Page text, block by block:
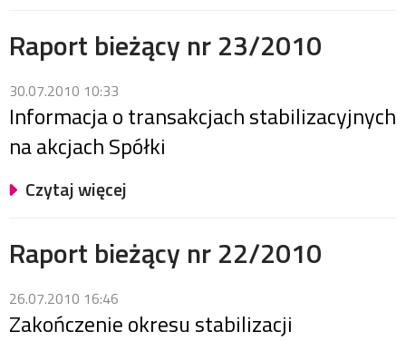
Raport bieżący nr 23/2010
30.07.2010 10:33
Informacja o transakcjach stabilizacyjnych
na akcjach Spółki
Czytaj więcej
Raport bieżący nr 22/2010
26.07.2010 16:46
Zakończenie okresu stabilizacji